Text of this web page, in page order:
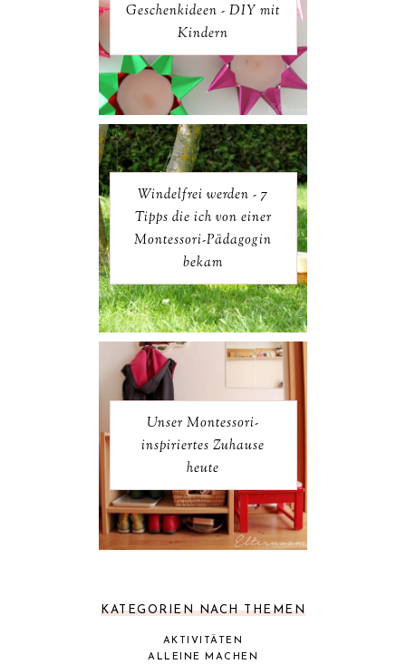
Geschenkideen - DIY mit
Kindern
Windelfrei werden - 7
Tipps die ich von einer
Montessori-Pädagogin
bekam
Unser Montessori-
inspiriertes Zuhause
heute
KATEGORIEN NACH THEMEN
AKTIVITÄTEN
ALLEINE MACHEN